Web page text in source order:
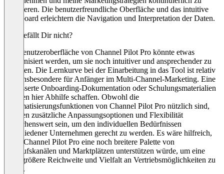
optimieren. Die benutzerfreundliche Oberfläche und das intuitive
Dashboard erleichtern die Navigation und Interpretation der Daten.
Was gefällt Dir nicht?
Die Benutzeroberfläche von Channel Pilot Pro könnte etwas
modernisiert werden, um sie noch intuitiver und ansprechender zu
gestalten. Die Lernkurve bei der Einarbeitung in das Tool ist relativ
steil, insbesondere für Anfänger im Multi-Channel-Marketing. Eine
verbesserte Onboarding-Dokumentation oder Schulungsmaterialien
könnten hier Abhilfe schaffen. Obwohl die
Automatisierungsfunktionen von Channel Pilot Pro nützlich sind,
könnten zusätzliche Anpassungsoptionen und Flexibilität
wünschenswert sein, um den individuellen Bedürfnissen
verschiedener Unternehmen gerecht zu werden. Es wäre hilfreich,
wenn Channel Pilot Pro eine noch breitere Palette von
Verkaufskanälen und Marktplätzen unterstützen würde, um eine
noch größere Reichweite und Vielfalt an Vertriebsmöglichkeiten zu
bieten.